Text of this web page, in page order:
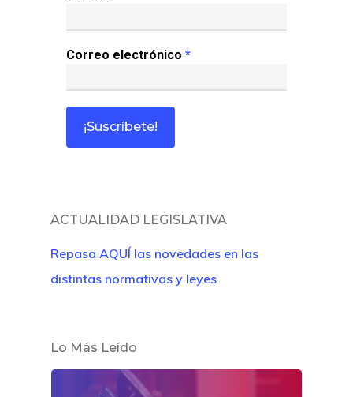
Correo electrónico *
ACTUALIDAD LEGISLATIVA
Repasa AQUÍ las novedades en las
distintas normativas y leyes
Lo Más Leído
Colabora